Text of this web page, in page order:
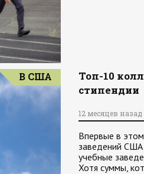
В США
Топ-10
стипендии
12 месяцев назад
Впервые в
заведений
учебные
Хотя суммы,